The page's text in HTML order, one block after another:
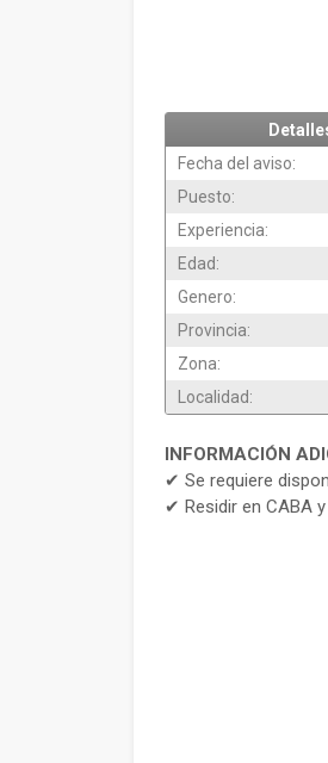
Fecha del aviso:
Puesto:
Experiencia:
Edad:
Genero:
Provincia:
Zona:
Localidad:
INFORMACIÓN
✔ Se requiere
✔ Residir en CABA